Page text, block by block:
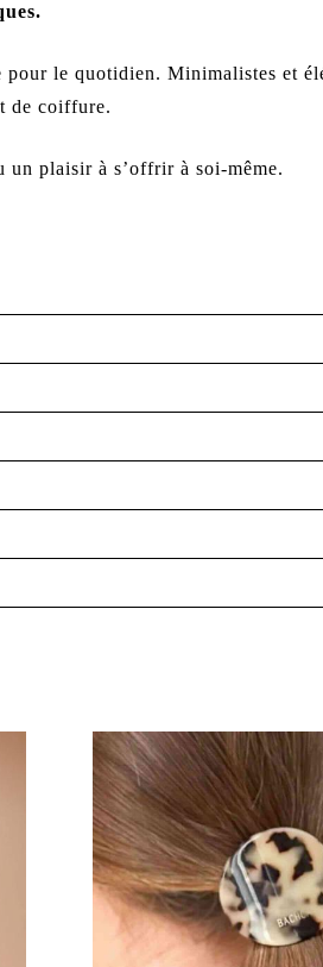
pour le quotidien. Minimalistes et
de coiffure.
un plaisir à s’offrir à soi-même.